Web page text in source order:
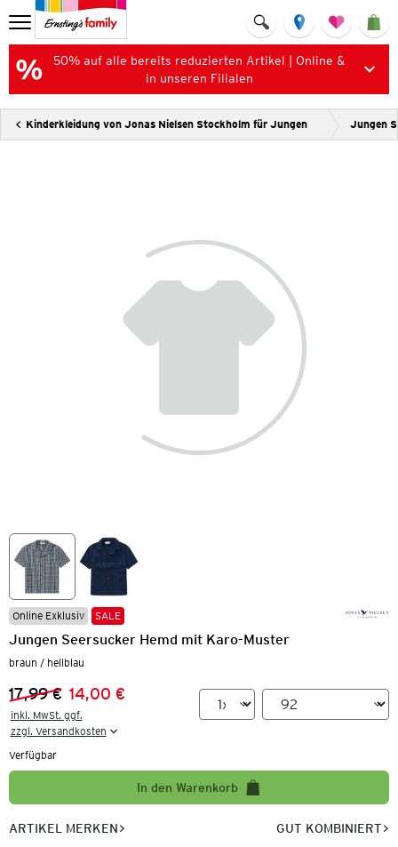
50% auf alle bereits reduzierten Artikel | Online &
in unseren Filialen
Kinderkleidung von Jonas Nielsen Stockholm für Jungen Jungen
Online Exklusiv SALE
Jungen Seersucker Hemd mit Karo-Muster
braun / hellblau
Vorheriger Preis:
17,99 €
Neuer Preis:
14,00 €
inkl. MwSt. ggf.
zzgl. Versandkosten
Verfügbar
In den Warenkorb
ARTIKEL MERKEN GUT KOMBINIERT